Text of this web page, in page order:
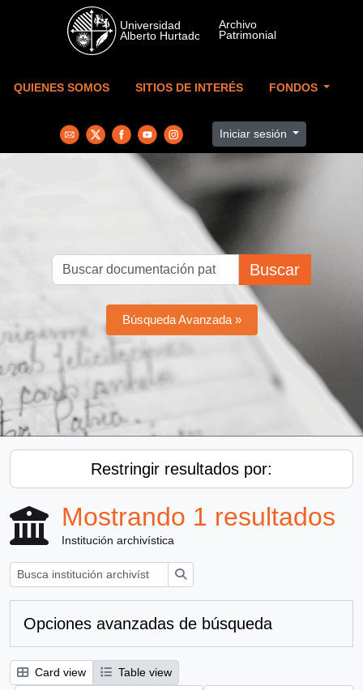
Skip to main content
QUIENES SOMOS SITIOS DE INTERÉS FONDOS
Iniciar sesión
Buscar
Búsqueda Avanzada »
Restringir resultados por:
Mostrando 1 resultados
Institución archivística
Opciones avanzadas de búsqueda
Card view
Table view